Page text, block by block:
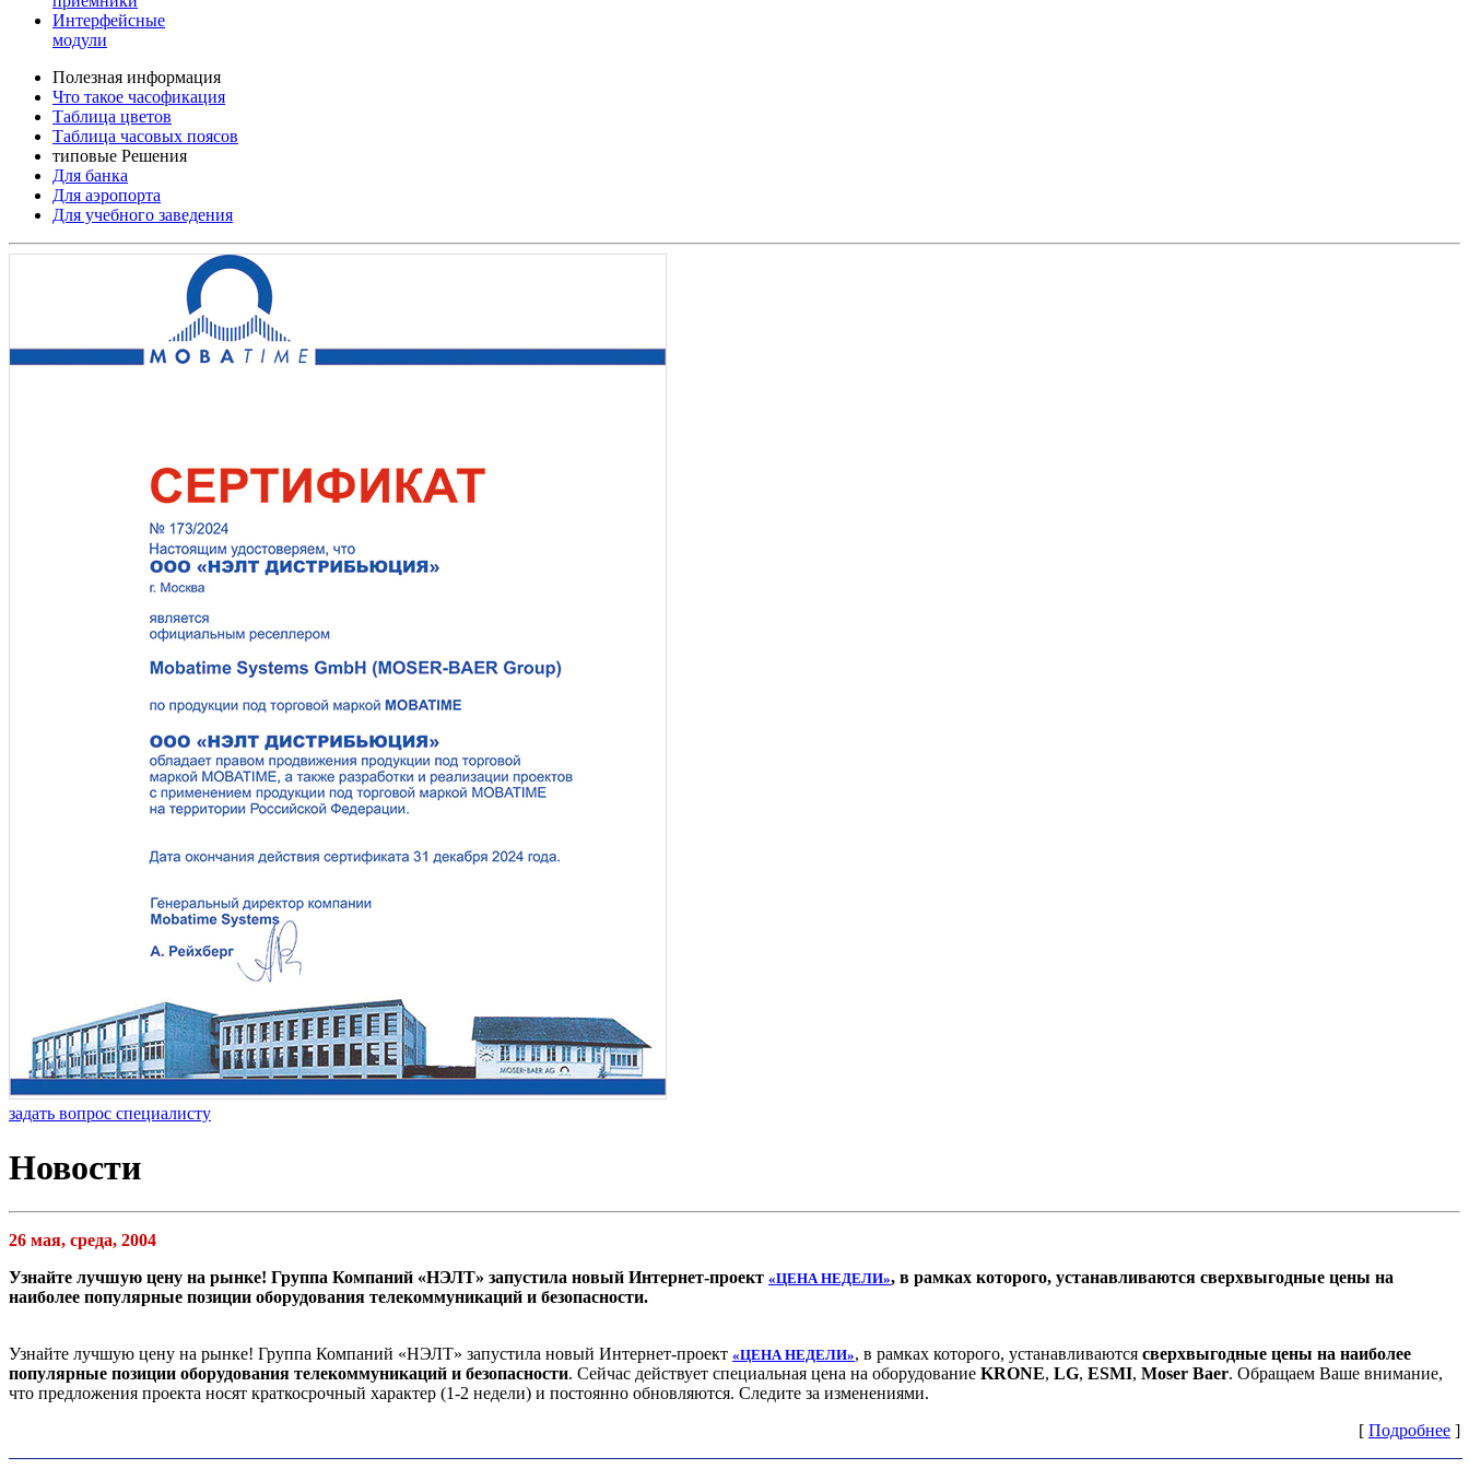
Интерфейсные
модули
Полезная информация
Что такое часофикация
Таблица цветов
Таблица часовых поясов
типовые Решения
Для банка
Для аэропорта
Для учебного заведения
задать вопрос специалисту
Новости
26 мая, среда, 2004
Узнайте лучшую цену на рынке! Группа Компаний «НЭЛТ» запустила новый Интернет-проект «ЦЕНА НЕДЕЛИ», в рамках которого, устанавливаются сверхвыгодные цены на
наиболее популярные позиции оборудования телекоммуникаций и безопасности.
Узнайте лучшую цену на рынке! Группа Компаний «НЭЛТ» запустила новый Интернет-проект «ЦЕНА НЕДЕЛИ», в рамках которого, устанавливаются сверхвыгодные цены на наиболее
популярные позиции оборудования телекоммуникаций и безопасности. Сейчас действует специальная цена на оборудование KRONE, LG, ESMI, Moser Baer. Обращаем Ваше внимание,
что предложения проекта носят краткосрочный характер (1-2 недели) и постоянно обновляются. Следите за изменениями.
[ Подробнее ]